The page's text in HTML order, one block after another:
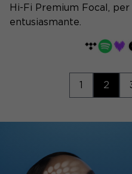
Hi-Fi Premium Focal,
entusiasmante.
1 2